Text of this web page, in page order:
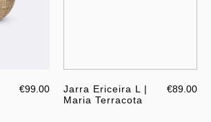
€99.00
Jarra Ericeira L |
Maria Terracota
€89.00